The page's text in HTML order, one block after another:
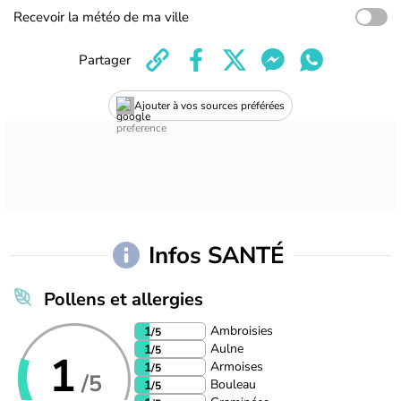
Recevoir la météo de ma ville
Ajouter à vos sources préférées
Partager
Infos SANTÉ
Pollens et allergies
1 /5
1/5
Ambroisies
1/5
Aulne
1/5
Armoises
1/5
Bouleau